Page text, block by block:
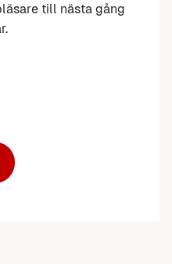
till nästa gång